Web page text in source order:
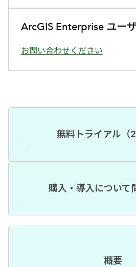
ArcGIS Enterprise ユー
お問い合わせください
無料トライアル（
購入・導入について
概要